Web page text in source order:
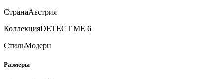
СтранаАвстрия
КоллекцияDETECT ME 6
СтильМодерн
Размеры